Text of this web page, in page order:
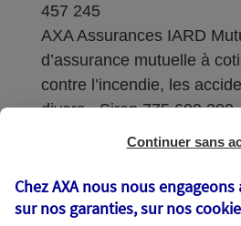
457 245
AXA Assurances IARD
d’assurance mutuelle à
contre l’incendie, les
divers - Siren 775 699 309
Sièges sociaux : 313
Coordonnées de l'Autorité
Continuer sans
Chez AXA nous nous
sur nos garanties, sur nos